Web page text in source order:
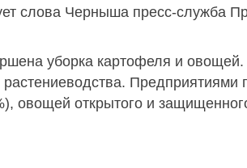
слова Черныша пресс-служба
уборка картофеля и
Предприятиями
овощей открытого и